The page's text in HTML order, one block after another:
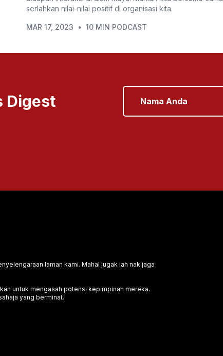
serlahkan nilai-nilai positif di organisasi kita.
MAR 17, 2023 • 10 MIN PODCAST
Digest
laman kami. Mahal jugak lah nak jaga
untuk mengasah potensi kepimpinan mereka.
yang berminat.